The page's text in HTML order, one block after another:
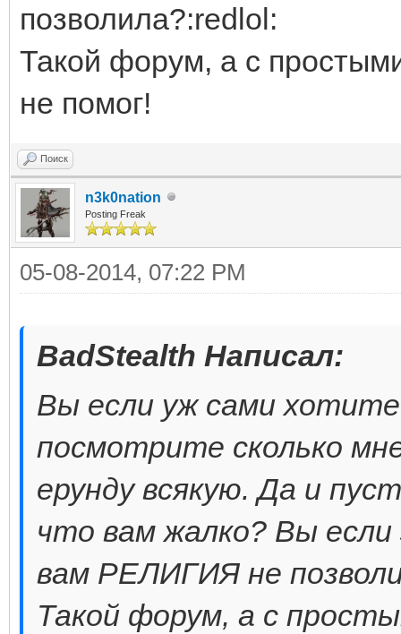
позволила?:redlol:
Такой форум, а с
не помог!
Поиск
n3k0nation
Posting Freak
05-08-2014, 07:22 PM
BadStealth Написал:
Вы если уж сами
посмотрите сколько
ерунду всякую. Да и
что вам жалко? Вы
вам РЕЛИГИЯ не
Такой форум, а с